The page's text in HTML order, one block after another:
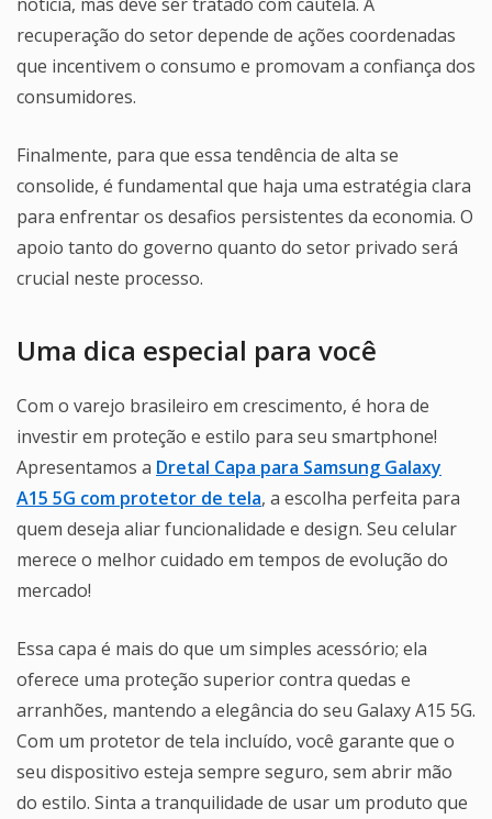
recuperação do setor depende de ações coordenadas
que incentivem o consumo e promovam a confiança dos
consumidores.
Finalmente, para que essa tendência de alta se
consolide, é fundamental que haja uma estratégia clara
para enfrentar os desafios persistentes da economia. O
apoio tanto do governo quanto do setor privado será
crucial neste processo.
Uma dica especial para você
Com o varejo brasileiro em crescimento, é hora de
investir em proteção e estilo para seu smartphone!
Apresentamos a Dretal Capa para Samsung Galaxy
A15 5G com protetor de tela, a escolha perfeita para
quem deseja aliar funcionalidade e design. Seu celular
merece o melhor cuidado em tempos de evolução do
mercado!
Essa capa é mais do que um simples acessório; ela
oferece uma proteção superior contra quedas e
arranhões, mantendo a elegância do seu Galaxy A15 5G.
Com um protetor de tela incluído, você garante que o
seu dispositivo esteja sempre seguro, sem abrir mão
do estilo. Sinta a tranquilidade de usar um produto que